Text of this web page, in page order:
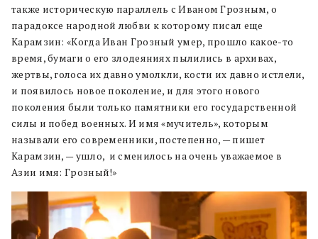
также историческую параллель с Иваном Грозным, о
парадоксе народной любви к которому писал еще
Карамзин: «Когда Иван Грозный умер, прошло какое-то
время, бумаги о его злодеяниях пылились в архивах,
жертвы, голоса их давно умолкли, кости их давно истлели,
и появилось новое поколение, и для этого нового
поколения были только памятники его государственной
силы и побед военных. И имя «мучитель», которым
называли его современники, постепенно, — пишет
Карамзин, — ушло, и сменилось на очень уважаемое в
Азии имя: Грозный!»